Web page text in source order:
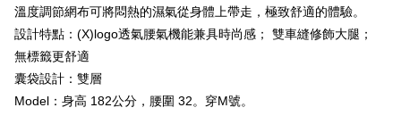
す。
4.ご注文が完了すると、携帯に支払い通知のSMSが届きます。アプリ会員
の場合は、AFTEE アプリプッシュ通知が届きます。
5.商品受け取り時のお支払いは不要です。商品を確かめてから、SMSまた
はアプリの通知に従って、4大コンビニ、またはATM/オンラインバンキン
グでお支払いください。
全家取貨付款
付款後全家取貨
配送毎にNT$80、NT$1,200以上で送料無料
溫度調節網布可將悶熱的濕氣從身體上帶走，極致舒適的體驗。
設計特點：(X)logo透氣腰氣機能兼具時尚感； 雙車縫修飾大腿；
無標籤更舒適
囊袋設計：雙層
Model：身高 182公分，腰圍 32。穿M號。